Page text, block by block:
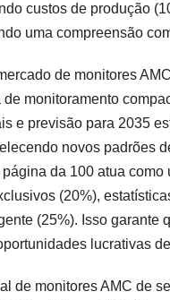
custos de produção
uma compreensão
de monitores
monitoramento
e previsão para 2035
novos padrões
da 100 atua
(20%),
(25%). Isso
lucrativas
de monitores AMC de